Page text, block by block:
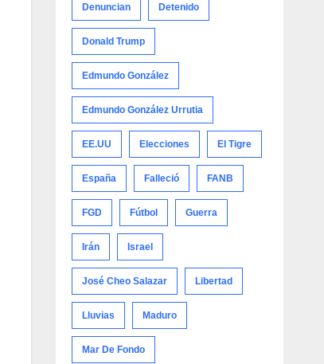
Denuncian Detenido
Donald Trump
Edmundo González
Edmundo González Urrutia
EE.UU Elecciones El Tigre
España Falleció FANB
FGD Fútbol Guerra
Irán Israel
José Cheo Salazar Libertad
Lluvias Maduro
Mar De Fondo